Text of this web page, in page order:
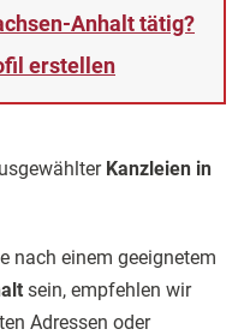
Anhalt tätig?
erstellen
Kanzleien in
nach einem geeignetem
sein, empfehlen wir
Adressen oder